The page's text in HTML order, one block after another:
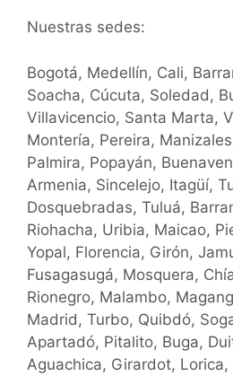
Nuestras sedes:
Bogotá, Medellín, Cali,
Soacha, Cúcuta, Soledad,
Villavicencio, Santa Marta,
Montería, Pereira,
Palmira, Popayán,
Armenia, Sincelejo, Itagüí,
Dosquebradas, Tuluá,
Riohacha, Uribia, Maicao,
Yopal, Florencia, Girón,
Fusagasugá, Mosquera,
Rionegro, Malambo,
Madrid, Turbo, Quibdó,
Apartadó, Pitalito, Buga,
Aguachica, Girardot, Lorica,